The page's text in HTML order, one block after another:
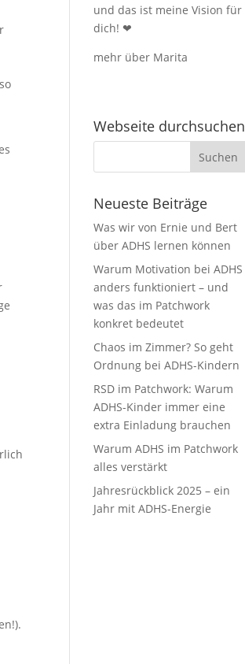
und das ist meine Vision für
dich! ❤
mehr über Marita
Webseite durchsuchen
Neueste Beiträge
Was wir von Ernie und Bert
über ADHS lernen können
Warum Motivation bei ADHS
anders funktioniert – und
was das im Patchwork
konkret bedeutet
Chaos im Zimmer? So geht
Ordnung bei ADHS-Kindern
RSD im Patchwork: Warum
ADHS-Kinder immer eine
extra Einladung brauchen
Warum ADHS im Patchwork
alles verstärkt
Jahresrückblick 2025 – ein
Jahr mit ADHS-Energie